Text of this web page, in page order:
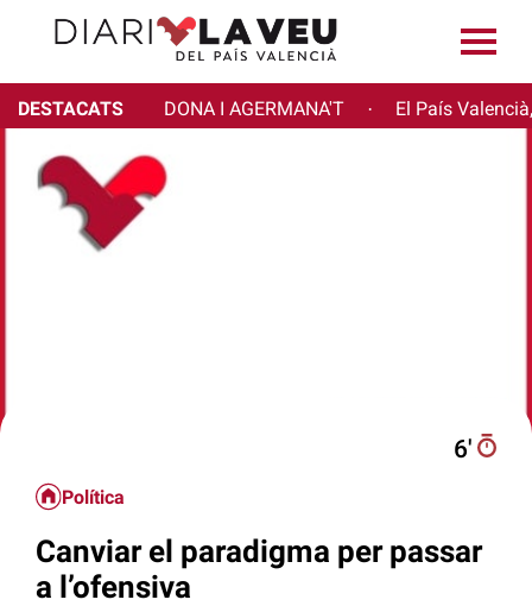
DESTACATS DONA I AGERMANA'T · El País
6′
Política
Canviar el paradigma per passar
a l’ofensiva